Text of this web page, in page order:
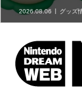
2026.08.06 グッズ